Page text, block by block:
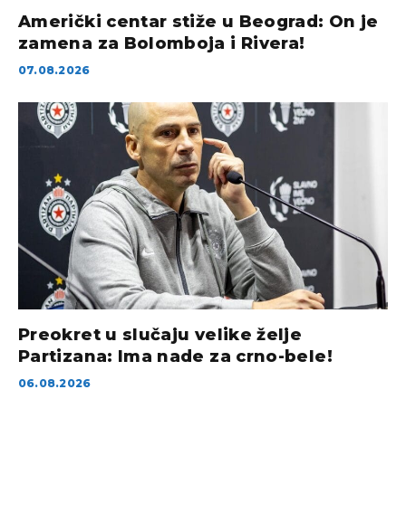
Američki centar stiže u Beograd: On je
zamena za Bolomboja i Rivera!
07.08.2026
Preokret u slučaju velike želje
Partizana: Ima nade za crno-bele!
06.08.2026